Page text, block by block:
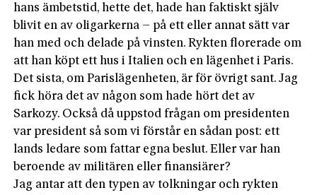
hans ämbetstid, hette det, hade han faktiskt själv
blivit en av oligarkerna – på ett eller annat sätt var
han med och delade på vinsten. Rykten florerade om
att han köpt ett hus i Italien och en lägenhet i Paris.
Det sista, om Parislägenheten, är för övrigt sant. Jag
fick höra det av någon som hade hört det av
Sarkozy. Också då uppstod frågan om presidenten
var president så som vi förstår en sådan post: ett
lands ledare som fattar egna beslut. Eller var han
beroende av militären eller finansiärer?
Jag antar att den typen av tolkningar och rykten